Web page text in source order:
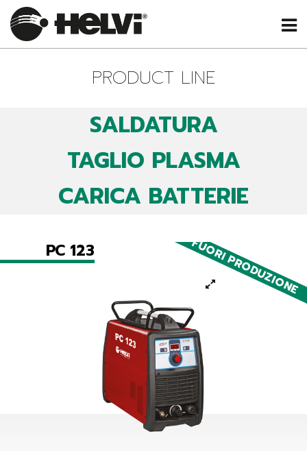
PRODUCT LINE
SALDATURA
TAGLIO PLASMA
CARICA BATTERIE
FUORI PRODUZIONE
PC 123